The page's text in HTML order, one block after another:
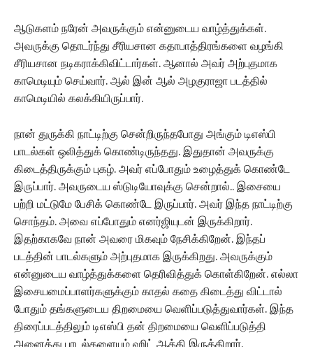
ஆடுகளம் நரேன் அவருக்கும் என்னுடைய வாழ்த்துக்கள்.
அவருக்கு தொடர்ந்து சீரியசான கதாபாத்திரங்களை வழங்கி
சீரியசான நடிகராக்கிவிட்டார்கள். ஆனால் அவர் அற்புதமாக
காமெடியும் செய்வார். ஆல் இன் ஆல் அழகுராஜா படத்தில்
காமெடியில் கலக்கியிருப்பார்.
நான் துருக்கி நாட்டிற்கு சென்றிருந்தபோது அங்கும் டிஎஸ்பி
பாடல்கள் ஒலித்துக் கொண்டிருந்தது. இதுதான் அவருக்கு
கிடைத்திருக்கும் புகழ். அவர் எப்போதும் உழைத்துக் கொண்டே
இருப்பார். அவருடைய ஸ்டுடியோவுக்கு சென்றால்.. இசையை
பற்றி மட்டுமே பேசிக் கொண்டே இருப்பார். அவர் இந்த நாட்டிற்கு
சொந்தம். அவை எப்போதும் எனர்ஜியுடன் இருக்கிறார்.
இதற்காகவே நான் அவரை மிகவும் நேசிக்கிறேன். இந்தப்
படத்தின் பாடல்களும் அற்புதமாக இருக்கிறது. அவருக்கும்
என்னுடைய வாழ்த்துக்களை தெரிவித்துக் கொள்கிறேன். எல்லா
இசையமைப்பாளர்களுக்கும் காதல் கதை கிடைத்து விட்டால்
போதும் தங்களுடைய திறமையை வெளிப்படுத்துவார்கள். இந்த
திரைப்படத்திலும் டிஎஸ்பி தன் திறமையை வெளிப்படுத்தி
அனைத்து பாடல்களையும் ஹிட் ஆக்கி இருக்கிறார்.